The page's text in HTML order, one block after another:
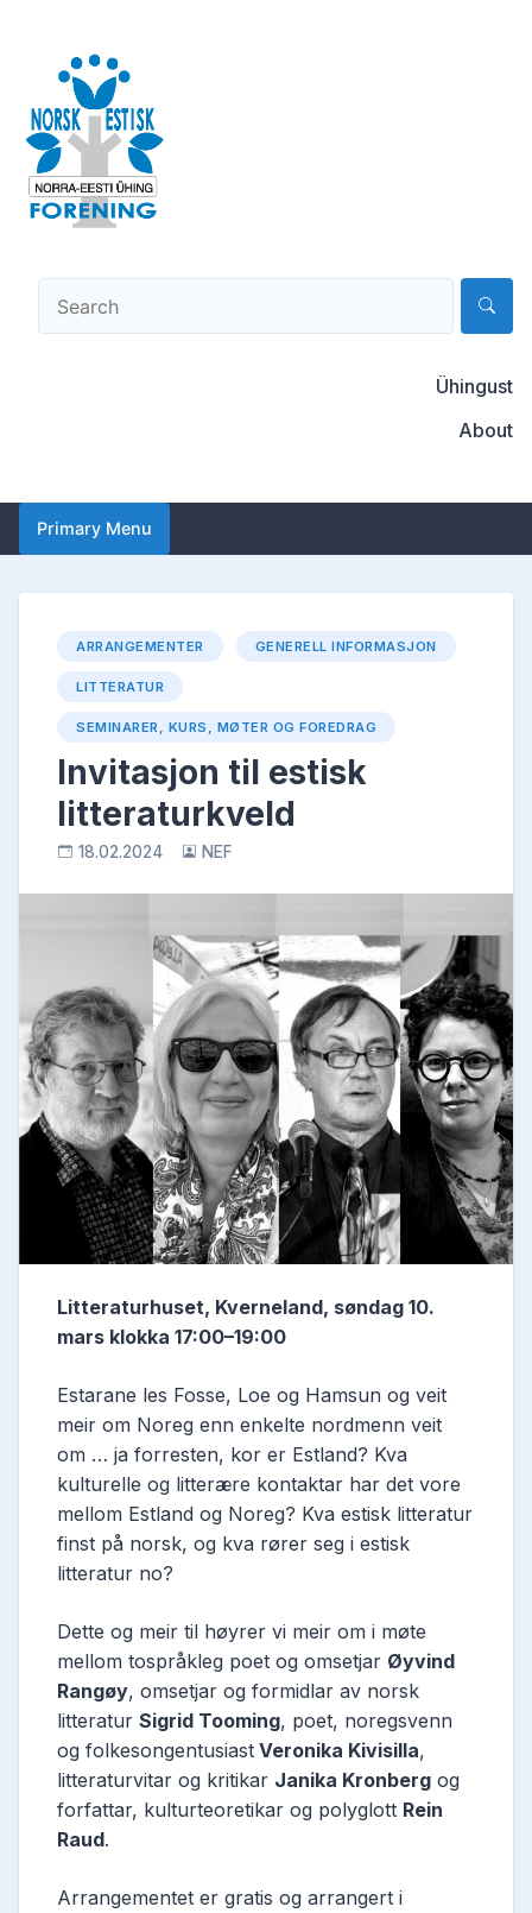
content
Norsk-estisk forening
Ühingust
About
Primary Menu
ARRANGEMENTER GENERELL INFORMASJON
LITTERATUR
SEMINARER, KURS, MØTER OG FOREDRAG
Invitasjon til estisk
litteraturkveld
18.02.2024 NEF
Litteraturhuset, Kverneland, søndag 10.
mars klokka 17:00–19:00
Estarane les Fosse, Loe og Hamsun og veit
meir om Noreg enn enkelte nordmenn veit
om … ja forresten, kor er Estland? Kva
kulturelle og litterære kontaktar har det vore
mellom Estland og Noreg? Kva estisk litteratur
finst på norsk, og kva rører seg i estisk
litteratur no?
Dette og meir til høyrer vi meir om i møte
mellom tospråkleg poet og omsetjar Øyvind
Rangøy, omsetjar og formidlar av norsk
litteratur Sigrid Tooming, poet, noregsvenn
og folkesongentusiast Veronika Kivisilla,
litteraturvitar og kritikar Janika Kronberg og
forfattar, kulturteoretikar og polyglott Rein
Raud.
Arrangementet er gratis og arrangert i